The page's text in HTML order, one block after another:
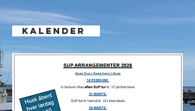
KALENDER